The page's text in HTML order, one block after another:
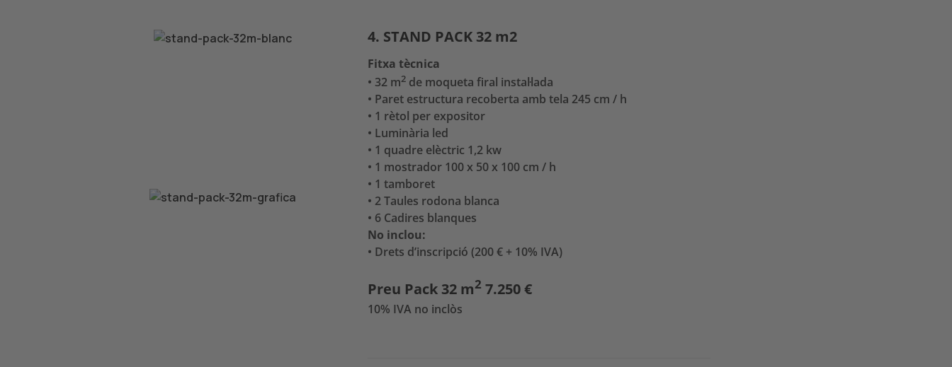
4. STAND PACK 32 m2
Fitxa tècnica
• 32 m2 de moqueta firal instal·lada
• Paret estructura recoberta amb tela 245 cm / h
• 1 rètol per expositor
• Luminària led
• 1 quadre elèctric 1,2 kw
• 1 mostrador 100 x 50 x 100 cm / h
• 1 tamboret
• 2 Taules rodona blanca
• 6 Cadires blanques
No inclou:
• Drets d’inscripció (200 € + 10% IVA)
Preu Pack 32 m2 7.250 €
10% IVA no inclòs